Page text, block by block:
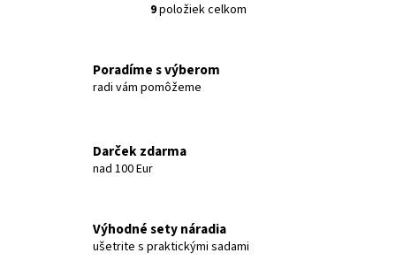
Ovládacie prvky výpisu
9položiek celkom
Poradíme s výberom
radi vám pomôžeme
Darček zdarma
nad 100 Eur
Výhodné sety náradia
ušetrite s praktickými sadami